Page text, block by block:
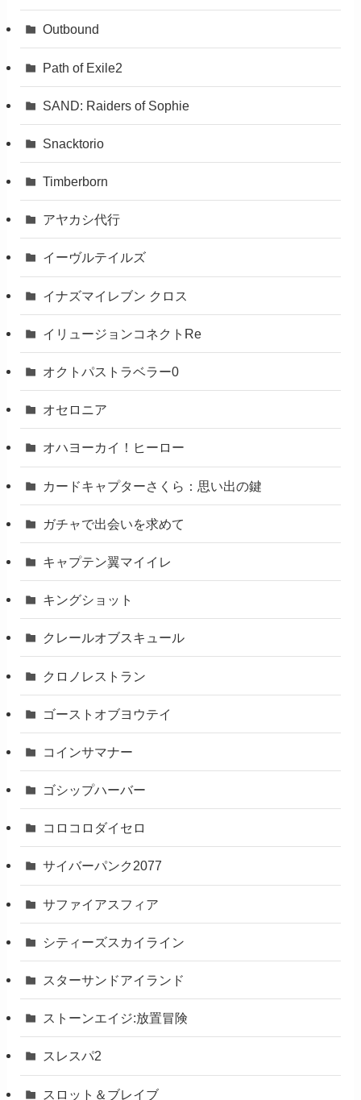
Outbound
Path of Exile2
SAND: Raiders of Sophie
Snacktorio
Timberborn
アヤカシ代行
イーヴルテイルズ
イナズマイレブン クロス
イリュージョンコネクトRe
オクトパストラベラー0
オセロニア
オハヨーカイ！ヒーロー
カードキャプターさくら：思い出の鍵
ガチャで出会いを求めて
キャプテン翼マイイレ
キングショット
クレールオブスキュール
クロノレストラン
ゴーストオブヨウテイ
コインサマナー
ゴシップハーバー
コロコロダイセロ
サイバーパンク2077
サファイアスフィア
シティーズスカイライン
スターサンドアイランド
ストーンエイジ:放置冒険
スレスパ2
スロット＆ブレイブ